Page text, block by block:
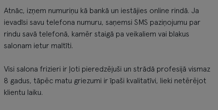
Atnāc, izņem numuriņu kā bankā un iestājies online rindā. Ja
ievadīsi savu telefona numuru, saņemsi SMS paziņojumu par
rindu savā telefonā, kamēr staigā pa veikaliem vai blakus
salonam ietur maltīti.
Visi salona frizieri ir ļoti pieredzējuši un strādā profesijā vismaz
8 gadus, tāpēc matu griezumi ir īpaši kvalitatīvi, lieki netērējot
klientu laiku.